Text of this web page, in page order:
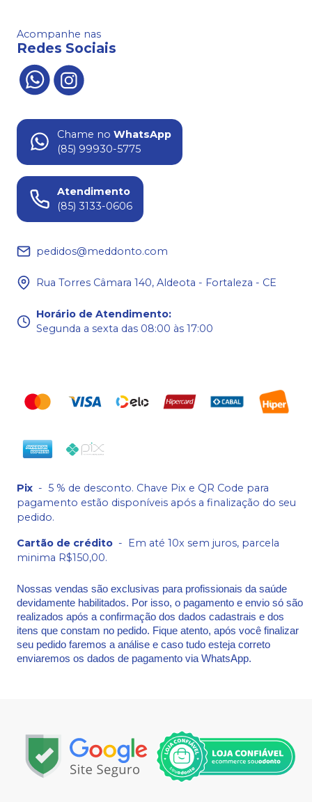
Acompanhe nas
Redes Sociais
Chame no WhatsApp
(85) 99930-5775
Atendimento
(85) 3133-0606
pedidos@meddonto.com
Rua Torres Câmara 140, Aldeota - Fortaleza - CE
Horário de Atendimento:
Segunda a sexta das 08:00 às 17:00
Pix - 5 % de desconto. Chave Pix e QR Code para
pagamento estão disponíveis após a finalização do seu
pedido.
Cartão de crédito - Em até 10x sem juros, parcela
minima R$150,00.
Nossas vendas são exclusivas para profissionais da saúde
devidamente habilitados. Por isso, o pagamento e envio só são
realizados após a confirmação dos dados cadastrais e dos
itens que constam no pedido. Fique atento, após você finalizar
seu pedido faremos a análise e caso tudo esteja correto
enviaremos os dados de pagamento via WhatsApp.